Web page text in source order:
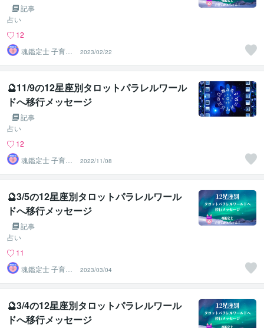
記事
占い
12
魂鑑定士 子育て
かぁちゃん！
2023/02/22
🔮11/9の12星座別タロットパラレルワール
ドへ移行メッセージ
記事
占い
12
魂鑑定士 子育て
かぁちゃん！
2022/11/08
🔮3/5の12星座別タロットパラレルワール
ドへ移行メッセージ
記事
占い
11
魂鑑定士 子育て
かぁちゃん！
2023/03/04
🔮3/4の12星座別タロットパラレルワール
ドへ移行メッセージ